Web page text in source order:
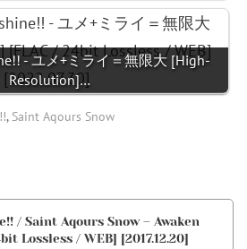
- ユメ+ミライ＝無限大 [High-
Resolution]…
, Saint Aqours Snow
/ Saint Aqours Snow – Awaken
Lossless / WEB] [2017.12.20]